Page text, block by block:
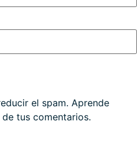
el spam. Aprende
tus comentarios.